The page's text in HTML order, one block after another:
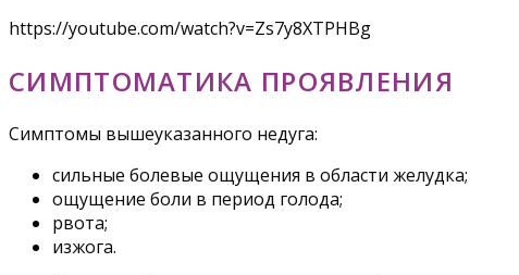
https://youtube.com/watch?v=Zs7y8XTPHBg
СИМПТОМАТИКА ПРОЯВЛЕНИЯ
Симптомы вышеуказанного недуга:
сильные болевые ощущения в области желудка;
ощущение боли в период голода;
рвота;
изжога.